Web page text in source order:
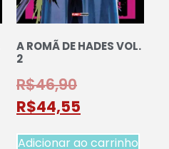
A ROMÃ DE HADES VOL.
2
R$46,90
R$44,55
Adicionar ao carrinho